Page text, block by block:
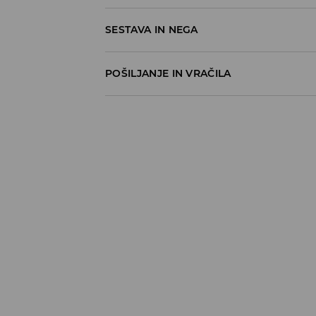
SESTAVA IN NEGA
POŠILJANJE IN VRAČILA